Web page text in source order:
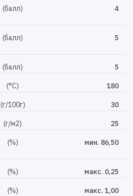
(балл) 4
(балл) 5
(балл) 5
(°С) 180
(г/100г) 30
(г/м2) 25
(%) мин. 86,50
(%) макс. 0,25
(%) макс. 1,00